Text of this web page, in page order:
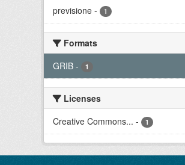
previsione - 1
Formats
GRIB - 1
Licenses
Creative Commons... - 1